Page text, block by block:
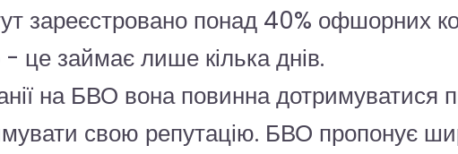
зареєстровано понад 40% офшорних
це займає лише кілька днів.
на БВО вона повинна дотримуватися
свою репутацію. БВО пропонує